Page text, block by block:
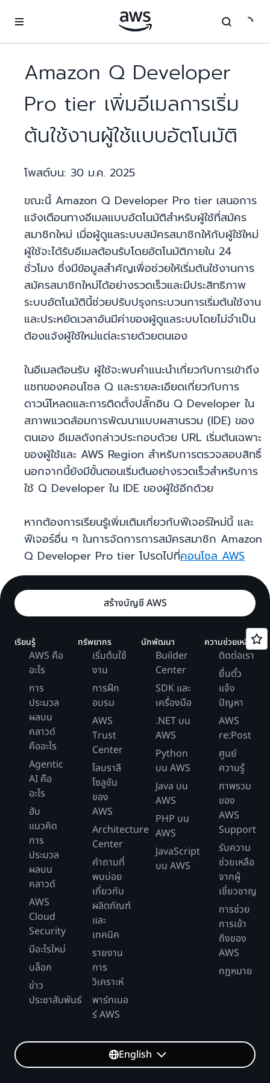
Amazon Q Developer
Pro tier เพิ่มอีเมลการเริ่ม
ต้นใช้งานผู้ใช้แบบอัตโนมัติ
โพสต์บน: 30 ม.ค. 2025
ขณะนี้ Amazon Q Developer Pro tier เสนอการ
แจ้งเตือนทางอีเมลแบบอัตโนมัติสำหรับผู้ใช้ที่สมัคร
สมาชิกใหม่ เมื่อผู้ดูแลระบบสมัครสมาชิกให้กับผู้ใช้ใหม่
ผู้ใช้จะได้รับอีเมลต้อนรับโดยอัตโนมัติภายใน 24
ชั่วโมง ซึ่งมีข้อมูลสำคัญเพื่อช่วยให้เริ่มต้นใช้งานการ
สมัครสมาชิกใหม่ได้อย่างรวดเร็วและมีประสิทธิภาพ
ระบบอัตโนมัตินี้ช่วยปรับปรุงกระบวนการเริ่มต้นใช้งาน
และประหยัดเวลาอันมีค่าของผู้ดูแลระบบโดยไม่จำเป็น
ต้องแจ้งผู้ใช้ใหม่แต่ละรายด้วยตนเอง
ในอีเมลต้อนรับ ผู้ใช้จะพบคำแนะนำเกี่ยวกับการเข้าถึง
แชทของคอนโซล Q และรายละเอียดเกี่ยวกับการ
ดาวน์โหลดและการติดตั้งปลั๊กอิน Q Developer ใน
สภาพแวดล้อมการพัฒนาแบบผสานรวม (IDE) ของ
ตนเอง อีเมลดังกล่าวประกอบด้วย URL เริ่มต้นเฉพาะ
ของผู้ใช้และ AWS Region สำหรับการตรวจสอบสิทธิ์
นอกจากนี้ยังมีขั้นตอนเริ่มต้นอย่างรวดเร็วสำหรับการ
ใช้ Q Developer ใน IDE ของผู้ใช้อีกด้วย
หากต้องการเรียนรู้เพิ่มเติมเกี่ยวกับฟีเจอร์ใหม่นี้ และ
ฟีเจอร์อื่น ๆ ในการจัดการการสมัครสมาชิก Amazon
Q Developer Pro tier โปรดไปที่คอนโซล AWS
สร้างบัญชี AWS
เรียนรู้
AWS คือ
อะไร
การ
ประมวล
ผลบน
คลาวด์
คืออะไร
Agentic
AI คือ
อะไร
ฮับ
แนวคิด
การ
ประมวล
ผลบน
คลาวด์
AWS
Cloud
Security
มีอะไรใหม่
บล็อก
ข่าว
ประชาสัมพันธ์
ทรัพยากร
เริ่มต้นใช้
งาน
การฝึก
อบรม
AWS
Trust
Center
ไลบราลี
โซลูชัน
ของ
AWS
Architecture
Center
คำถามที่
พบบ่อย
เกี่ยวกับ
ผลิตภัณฑ์
และ
เทคนิค
รายงาน
การ
วิเคราะห์
พาร์ทเนอ
ร์ AWS
นักพัฒนา
Builder
Center
SDK และ
เครื่องมือ
.NET บน
AWS
Python
บน AWS
Java บน
AWS
PHP บน
AWS
JavaScript
บน AWS
ความช่วยเหลือ
ติดต่อเรา
ยื่นตั๋ว
แจ้ง
ปัญหา
AWS
re:Post
ศูนย์
ความรู้
ภาพรวม
ของ
AWS
Support
รับความ
ช่วยเหลือ
จากผู้
เชี่ยวชาญ
การช่วย
การเข้า
ถึงของ
AWS
กฎหมาย
English